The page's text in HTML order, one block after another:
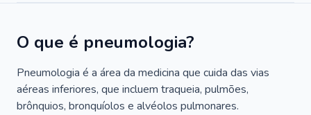
O que é pneumologia?
Pneumologia é a área da medicina que cuida das vias
aéreas inferiores, que incluem traqueia, pulmões,
brônquios, bronquíolos e alvéolos pulmonares.